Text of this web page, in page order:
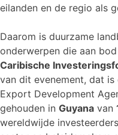
eilanden en de regio als
Daarom is duurzame
onderwerpen die aan
Caribische
van dit evenement, dat
Export Development
gehouden in Guyana van
wereldwijde